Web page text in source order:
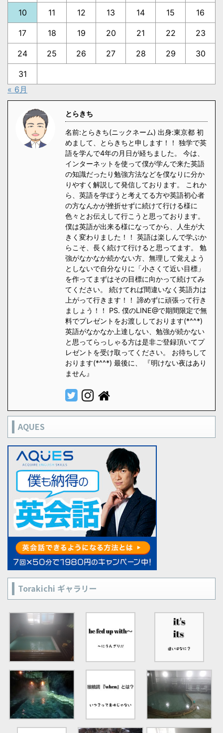
10 11 12 13 14 15 16
17 18 19 20 21 22 23
24 25 26 27 28 29 30
31
« 6月
とらきち
名前:とらきち(ニックネーム) 出身:東京都 初
めまして、とらきちと申します！！ 独学で英
語を学んで4年の月日が経ちました。 今は、
インターネットを使って僕が学んで来た英語
の知識だったり勉強方法などを僕なりに分か
りやすく解説して発信しております。 これか
ら、英語を学ぼうと考えてる方や英語初心者
の方なんかが挫折せずに続けて行ける様に
色々とお伝えして行こうと思っております。
僕は英語が出来る様になってから、人生が大
きく変わりました！！ 英語は楽しんで学ぶか
らこそ、長く続けて行けると思ってます。 勉
強がなかなか続かない方、無理して覚えよう
としないで自分なりに「小さくて近い目標」
を作ってまずはその目標に向かって続けてみ
てください。 続けてれば間違いなく英語力は
上がって行きます！！ 諦めずに頑張って行き
ましょう！！ PS. 僕のLINE@で期間限定で無
料でプレゼントをお渡ししております(*^^*)
英語がなかなか上達しない、勉強が続かない
と思ってらっしゃる方は是非ご登録頂いてプ
レゼントを受け取ってください。 お待ちして
おります(*^^*) 最後に、 『明けない夜はあり
ません』
AQUES
Torakichi ギャラリー